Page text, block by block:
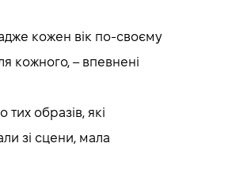
адже кожен вік по-своєму
кожного, – впевнені
образів, які
зі сцени, мала